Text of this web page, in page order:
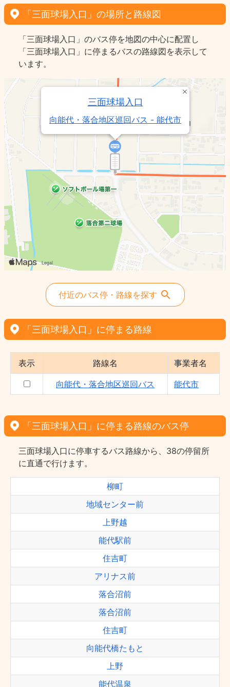
「三面球場入口」の場所と路線図
「三面球場入口」のバス停を地図の中心に配置し
「三面球場入口」に停まるバスの路線図を表示して
います。
三面球場入口
向能代・落合地区巡回バス - 能代市
付近のバス停・路線を探す
「三面球場入口」に停まる路線
表示 路線名 事業者名
向能代・落合地区巡回バス 能代市
「三面球場入口」に停まる路線のバス停
三面球場入口に停車するバス路線から、38の停留所
に直通で行けます。
柳町
地域センター前
上野越
能代駅前
住吉町
アリナス前
落合沼前
落合沼前
住吉町
向能代橋たもと
上野
能代温泉